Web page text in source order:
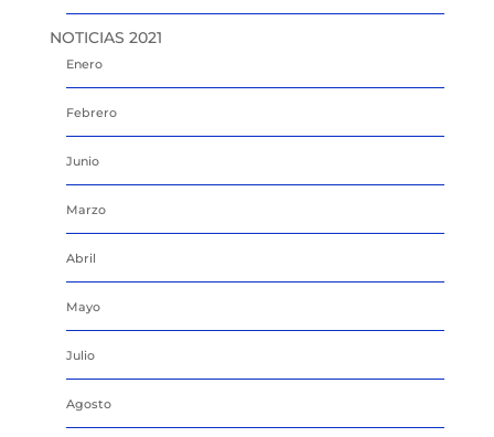
NOTICIAS 2021
Enero
Febrero
Junio
Marzo
Abril
Mayo
Julio
Agosto